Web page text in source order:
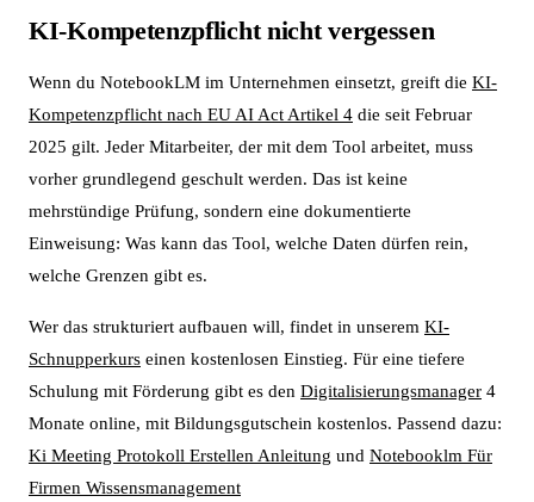
KI-Kompetenzpflicht nicht vergessen
Wenn du NotebookLM im Unternehmen einsetzt, greift die KI-
Kompetenzpflicht nach EU AI Act Artikel 4 die seit Februar
2025 gilt. Jeder Mitarbeiter, der mit dem Tool arbeitet, muss
vorher grundlegend geschult werden. Das ist keine
mehrstündige Prüfung, sondern eine dokumentierte
Einweisung: Was kann das Tool, welche Daten dürfen rein,
welche Grenzen gibt es.
Wer das strukturiert aufbauen will, findet in unserem KI-
Schnupperkurs einen kostenlosen Einstieg. Für eine tiefere
Schulung mit Förderung gibt es den Digitalisierungsmanager 4
Monate online, mit Bildungsgutschein kostenlos. Passend dazu:
Ki Meeting Protokoll Erstellen Anleitung und Notebooklm Für
Firmen Wissensmanagement